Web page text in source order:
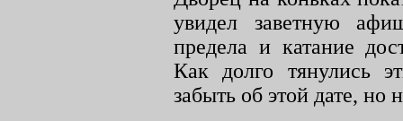
увидел заветную
предела и катание
Как долго тянулись
забыть об этой дате, но